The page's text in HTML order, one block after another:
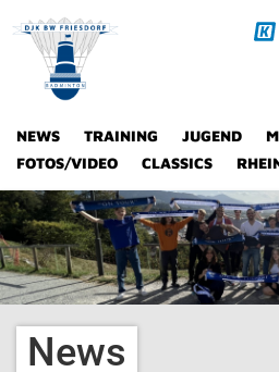
NEWS TRAINING JUGEND
FOTOS/VIDEO
CLASSICS
News